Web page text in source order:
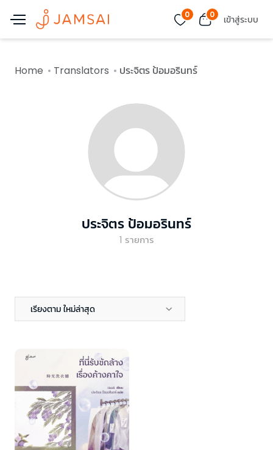
0 0 เข้าสู่ระบบ
Home Translators ประจิตร ป้อมอรินทร์
ประจิตร ป้อมอรินทร์
1 รายการ
เรียงตาม ใหม่ล่าสุด